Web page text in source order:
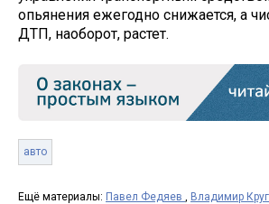
опьянения ежегодно снижается, а
ДТП, наоборот, растет.
авто
Ещё материалы: Павел Федяев , Владимир